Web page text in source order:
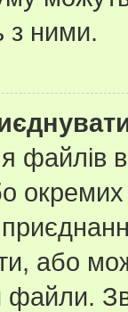
з ними.
файлів
або